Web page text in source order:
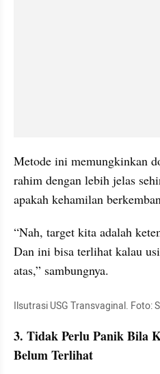
Metode ini memungkinkan
rahim dengan lebih jelas
apakah kehamilan
“Nah, target kita adalah
Dan ini bisa terlihat kalau
atas,” sambungnya.
Ilsutrasi USG Transvaginal. Foto:
3. Tidak Perlu Panik Bila
Belum Terlihat